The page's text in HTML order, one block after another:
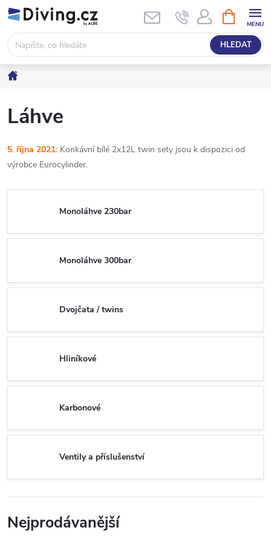
Přejít
na
obsah
HLEDAT
NÁKUPNÍ
KOŠÍK
Láhve
5. října 2021: Konkávní bílé 2x12L twin sety jsou k dispozici od
výrobce Eurocylinder.
Monoláhve 230bar
Monoláhve 300bar
Dvojčata / twins
Hliníkové
Karbonové
Ventily a příslušenství
Nejprodávanější